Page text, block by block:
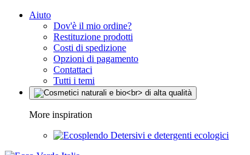
Aiuto
Dov'è il mio ordine?
Restituzione prodotti
Costi di spedizione
Opzioni di pagamento
Contattaci
Tutti i temi
More inspiration
Detersivi e detergenti ecologici